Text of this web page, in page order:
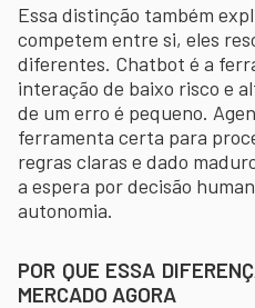
Essa distinção também
competem entre si, eles
diferentes. Chatbot é a
interação de baixo risco e
de um erro é pequeno.
ferramenta certa para
regras claras e dado
a espera por decisão
autonomia.
POR QUE ESSA
MERCADO AGORA